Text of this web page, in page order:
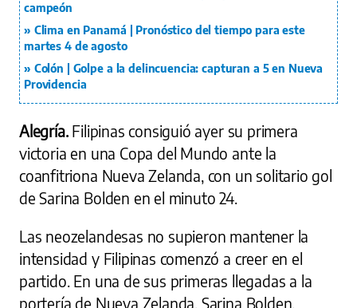
campeón
Clima en Panamá | Pronóstico del tiempo para este
martes 4 de agosto
Colón | Golpe a la delincuencia: capturan a 5 en Nueva
Providencia
Alegría. Filipinas consiguió ayer su primera
victoria en una Copa del Mundo ante la
coanfitriona Nueva Zelanda, con un solitario gol
de Sarina Bolden en el minuto 24.
Las neozelandesas no supieron mantener la
intensidad y Filipinas comenzó a creer en el
partido. En una de sus primeras llegadas a la
portería de Nueva Zelanda, Sarina Bolden,